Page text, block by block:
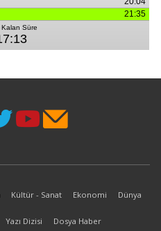
Kültür - Sanat Ekonomi Dünya
Yazı Dizisi Dosya Haber